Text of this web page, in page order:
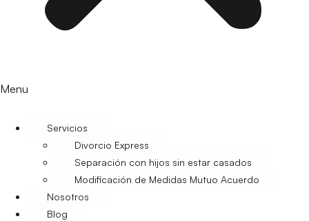
Menu
Servicios
Divorcio Express
Separación con hijos sin estar casados
Modificación de Medidas Mutuo Acuerdo
Nosotros
Blog